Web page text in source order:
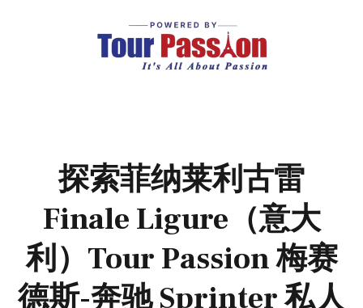
探索菲纳莱利古雷
Finale Ligure（意大
利）Tour Passion 梅赛
德斯-奔驰 Sprinter 私人